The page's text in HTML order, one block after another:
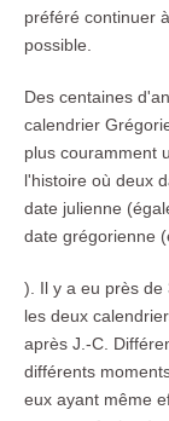
préféré continuer
possible.
Des centaines
calendrier
plus couramment
l'histoire où deux
date julienne
date grégorienne
). Il y a eu près de
les deux
après J.-C.
différents
eux ayant même